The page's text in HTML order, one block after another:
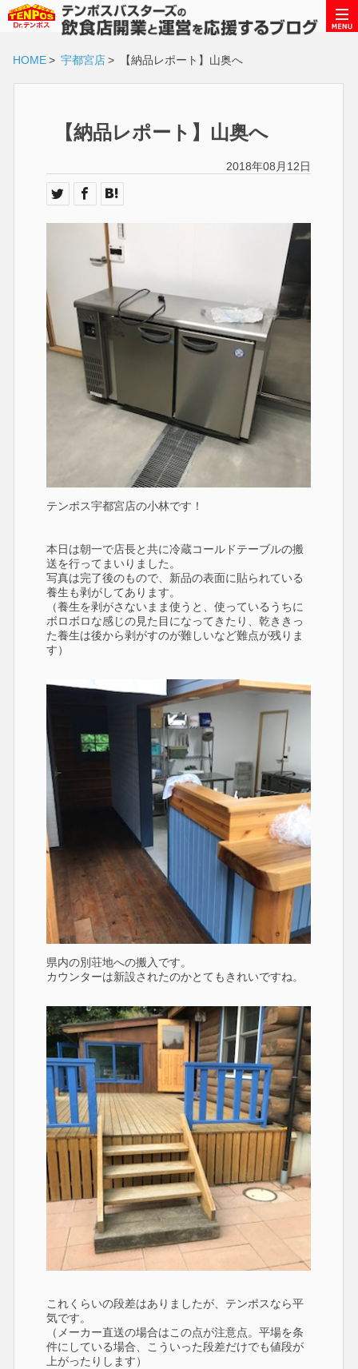
HOME> 宇都宮店> 【納品レポート】山奥へ
【納品レポート】山奥へ
2018年08月12日
テンポス宇都宮店の小林です！
本日は朝一で店長と共に冷蔵コールドテーブルの搬
送を行ってまいりました。
写真は完了後のもので、新品の表面に貼られている
養生も剥がしてあります。
（養生を剥がさないまま使うと、使っているうちに
ボロボロな感じの見た目になってきたり、乾ききっ
た養生は後から剥がすのが難しいなど難点が残りま
す）
県内の別荘地への搬入です。
カウンターは新設されたのかとてもきれいですね。
これくらいの段差はありましたが、テンポスなら平
気です。
（メーカー直送の場合はこの点が注意点。平場を条
件にしている場合、こういった段差だけでも値段が
上がったりします）